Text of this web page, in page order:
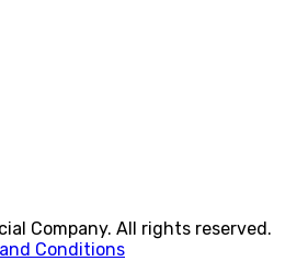
Company. All rights reserved.
Conditions